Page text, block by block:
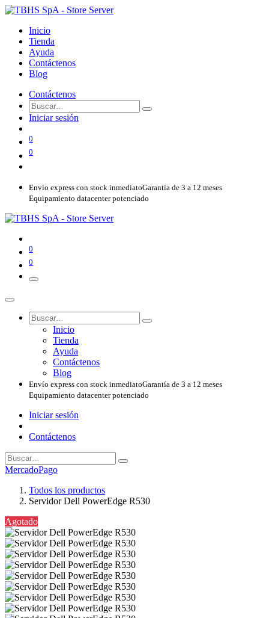
Inicio
Tienda
Ayuda
Contáctenos
Blog
Contáctenos
Iniciar sesión
0
0
Envío express con stock inmediatoGarantía de 3 a 12 meses
Equipamiento datacenter potenciado
0
0
Inicio
Tienda
Ayuda
Contáctenos
Blog
Envío express con stock inmediatoGarantía de 3 a 12 meses
Equipamiento datacenter potenciado
Iniciar sesión
Contáctenos
MercadoPago
Todos los productos
Servidor Dell PowerEdge R530
Agotado